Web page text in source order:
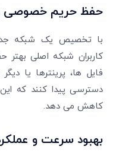
حفظ حریم خصوصی
با تخصیص یک شبکه
کاربران شبکه اصلی بهتر
فایل ها، پرینترها یا
دسترسی پیدا کنند که
کاهش می دهد.
بهبود سرعت و